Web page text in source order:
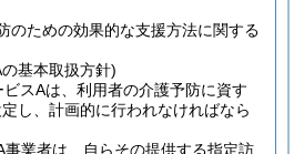
のための効果的な支援方法に関する
基本取扱方針)
スAは、利用者の介護予防に資す
し、計画的に行われなければなら
業者は、自らその提供する指定訪